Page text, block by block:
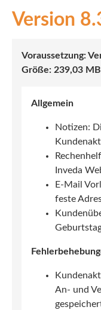
INEX
Leben
Investment
239,03 MB
Allgemein
Notizen:
Inveda
E-Mail
feste
An- und